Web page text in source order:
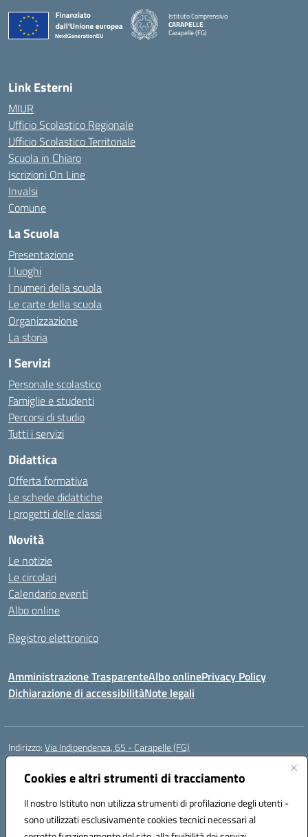
Cookies e altri strumenti di tracciamento
Il nostro Istituto non utilizza strumenti di profilazione degli utenti -
sono utilizzati esclusivamente cookies tecnici necessari al
Istituto Comprensivo
CARAPELLE
Carapelle (FG)
— Visita la pagina iniziale della scuola
Link Esterni
MIUR
Ufficio Scolastico Regionale
Ufficio Scolastico Territoriale
Scuola in Chiaro
Iscrizioni On Line
Invalsi
Comune
La Scuola
Presentazione
I luoghi
I numeri della scuola
Le carte della scuola
Organizzazione
La storia
I Servizi
Personale scolastico
Famiglie e studenti
Percorsi di studio
Tutti i servizi
Didattica
Offerta formativa
Le schede didattiche
I progetti delle classi
Novità
Le notizie
Le circolari
Calendario eventi
Albo online
Registro elettronico
Amministrazione TrasparenteAlbo onlinePrivacy Policy
Dichiarazione di accessibilitàNote legali
Indirizzo:Via Indipendenza, 65 - Carapelle (FG)
Centralino:
Posta elettronica certificata (PEC):fgic822001@pec.istruzione.it
Codice fiscale: 90015720718
Codice meccanografico:FGIC822001
Codice Indice delle Pubbliche Amministrazioni (IPA): istsc_fgic822001